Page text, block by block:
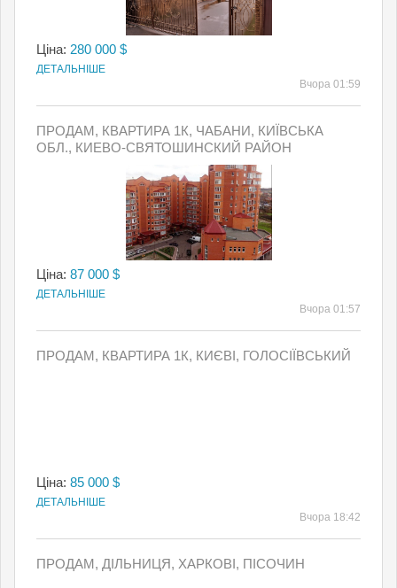
Ціна: 280 000 $
ДЕТАЛЬНІШЕ
Вчора 01:59
ПРОДАМ, КВАРТИРА 1К, ЧАБАНИ, КИЇВСЬКА
ОБЛ., КИЕВО-СВЯТОШИНСКИЙ РАЙОН
Ціна: 87 000 $
ДЕТАЛЬНІШЕ
Вчора 01:57
ПРОДАМ, КВАРТИРА 1К, КИЄВI, ГОЛОСІЇВСЬКИЙ
Ціна: 85 000 $
ДЕТАЛЬНІШЕ
Вчора 18:42
ПРОДАМ, ДІЛЬНИЦЯ, ХАРКОВІ, ПІСОЧИН